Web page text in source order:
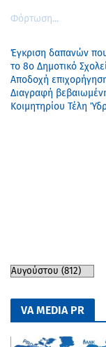
Φόρτωση...
Έγκριση δαπανών
το 8ο Δημοτικό
Αποδοχή
Διαγραφή
Κοιμητηρίου Τέλη
VA MEDIA PR